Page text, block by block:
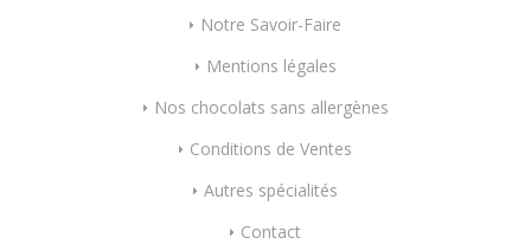
Notre Savoir-Faire
Mentions légales
Nos chocolats sans allergènes
Conditions de Ventes
Autres spécialités
Contact